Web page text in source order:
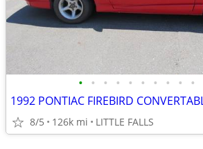
• • • • • • • • • •
8/5 126k mi LITTLE FALLS